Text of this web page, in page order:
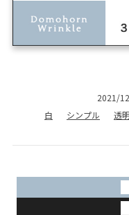
2021/
白
シンプル 透